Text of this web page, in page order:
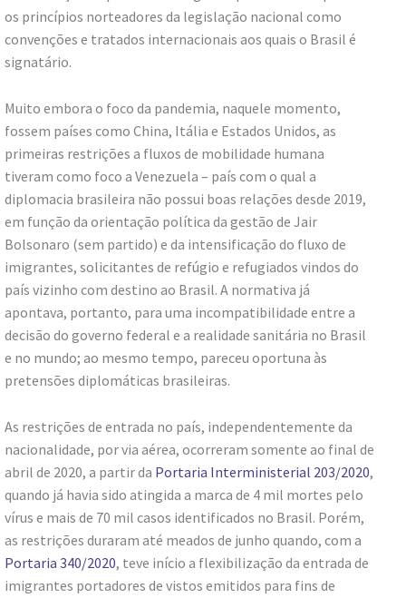
os princípios norteadores da legislação nacional como
convenções e tratados internacionais aos quais o Brasil é
signatário.
Muito embora o foco da pandemia, naquele momento,
fossem países como China, Itália e Estados Unidos, as
primeiras restrições a fluxos de mobilidade humana
tiveram como foco a Venezuela – país com o qual a
diplomacia brasileira não possui boas relações desde 2019,
em função da orientação política da gestão de Jair
Bolsonaro (sem partido) e da intensificação do fluxo de
imigrantes, solicitantes de refúgio e refugiados vindos do
país vizinho com destino ao Brasil. A normativa já
apontava, portanto, para uma incompatibilidade entre a
decisão do governo federal e a realidade sanitária no Brasil
e no mundo; ao mesmo tempo, pareceu oportuna às
pretensões diplomáticas brasileiras.
As restrições de entrada no país, independentemente da
nacionalidade, por via aérea, ocorreram somente ao final de
abril de 2020, a partir da Portaria Interministerial 203/2020,
quando já havia sido atingida a marca de 4 mil mortes pelo
vírus e mais de 70 mil casos identificados no Brasil. Porém,
as restrições duraram até meados de junho quando, com a
Portaria 340/2020, teve início a flexibilização da entrada de
imigrantes portadores de vistos emitidos para fins de